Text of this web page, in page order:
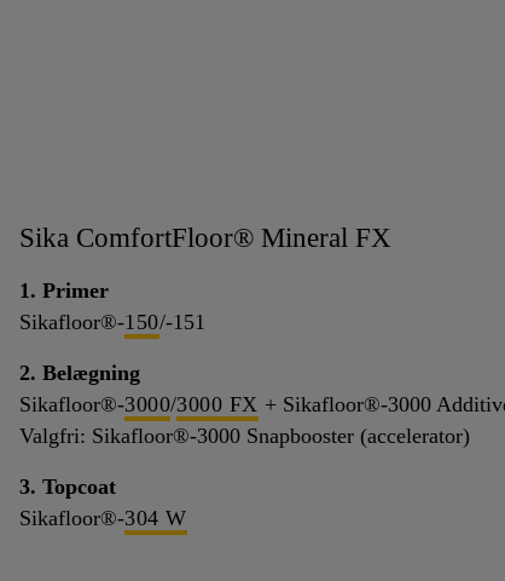
Sika ComfortFloor® Mineral FX
1. Primer
Sikafloor®-150/-151
2. Belægning
Sikafloor®-3000/3000 FX + Sikafloor®-3000
Valgfri: Sikafloor®-3000 Snapbooster (accelerator)
3. Topcoat
Sikafloor®-304 W